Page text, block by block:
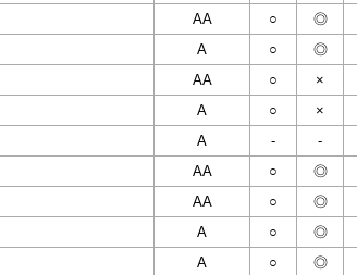
AA ○ ◎
A ○ ◎
AA ○ ×
A ○ ×
A - -
AA ○ ◎
AA ○ ◎
A ○ ◎
A ○ ◎